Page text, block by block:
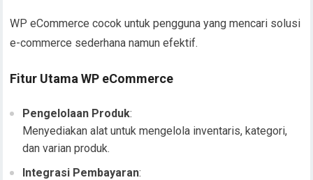
WP eCommerce cocok untuk pengguna yang mencari solusi
e-commerce sederhana namun efektif.
Fitur Utama WP eCommerce
Pengelolaan Produk:
Menyediakan alat untuk mengelola inventaris, kategori,
dan varian produk.
Integrasi Pembayaran: